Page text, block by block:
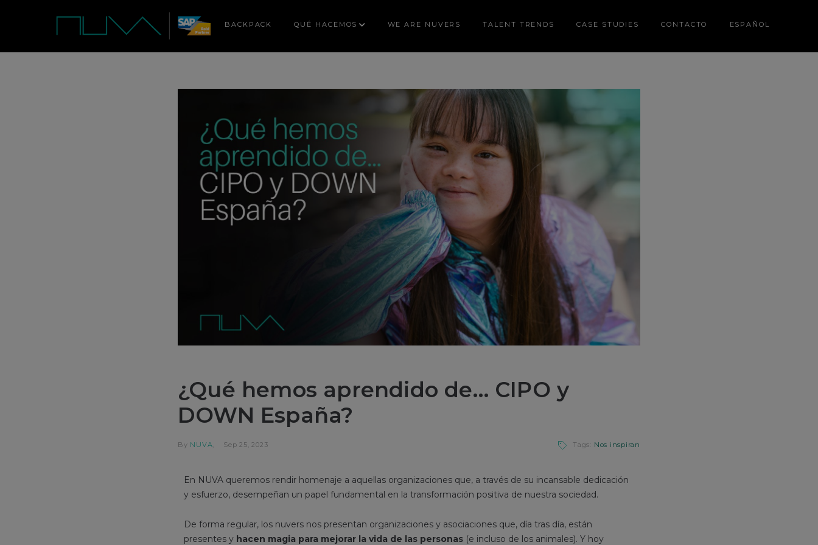
BACKPACK QUÉ HACEMOS WE ARE NUVERS TALENT TRENDS CASE STUDIES CONTACTO ESPAÑOL
¿Qué hemos aprendido de… CIPO y
DOWN España?
By NUVA Sep 25, 2023 Tags: Nos inspiran
En NUVA queremos rendir homenaje a aquellas organizaciones que, a través de su incansable dedicación
y esfuerzo, desempeñan un papel fundamental en la transformación positiva de nuestra sociedad.
De forma regular, los nuvers nos presentan organizaciones y asociaciones que, día tras día, están
presentes y hacen magia para mejorar la vida de las personas (e incluso de los animales). Y hoy